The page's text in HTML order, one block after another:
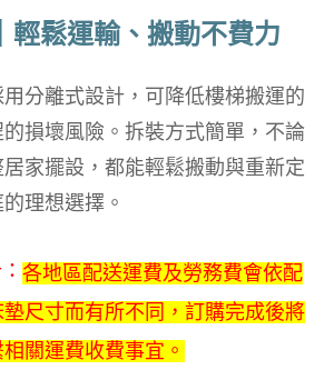
輕鬆運輸、搬動不費力
分離式設計，可降低樓梯搬運的
損壞風險。拆裝方式簡單，不論
家擺設，都能輕鬆搬動與重新定
理想選擇。
各地區配送運費及勞務費會依配
尺寸而有所不同，訂購完成後將
關運費收費事宜。